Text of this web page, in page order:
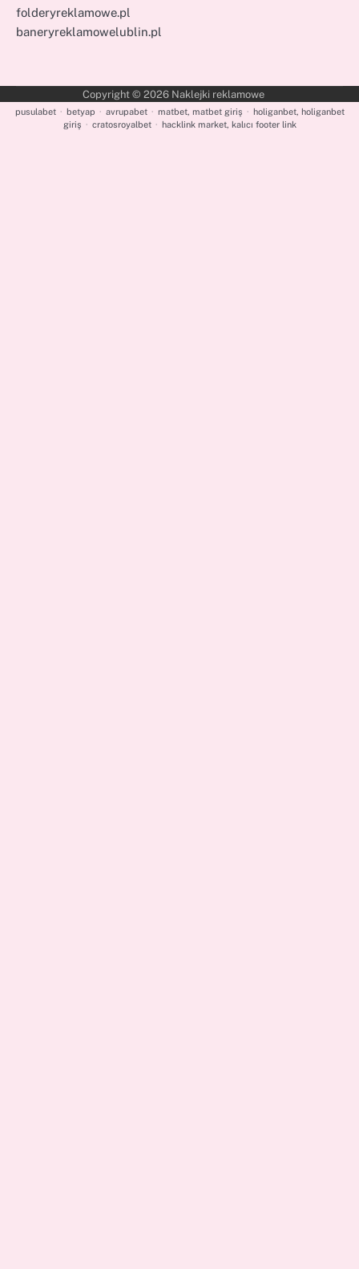
folderyreklamowe.pl
baneryreklamowelublin.pl
Copyright © 2026 Naklejki reklamowe
pusulabet · betyap · avrupabet · matbet, matbet giriş · holiganbet, holiganbet
giriş · cratosroyalbet · hacklink market, kalıcı footer link